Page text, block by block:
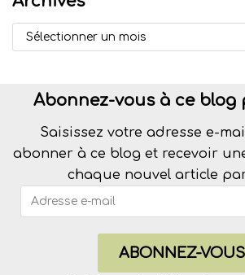
Abonnez-vous à ce blog
Saisissez votre adresse e-
abonner à ce blog et recevoir
chaque nouvel article
ABONNEZ-VOUS